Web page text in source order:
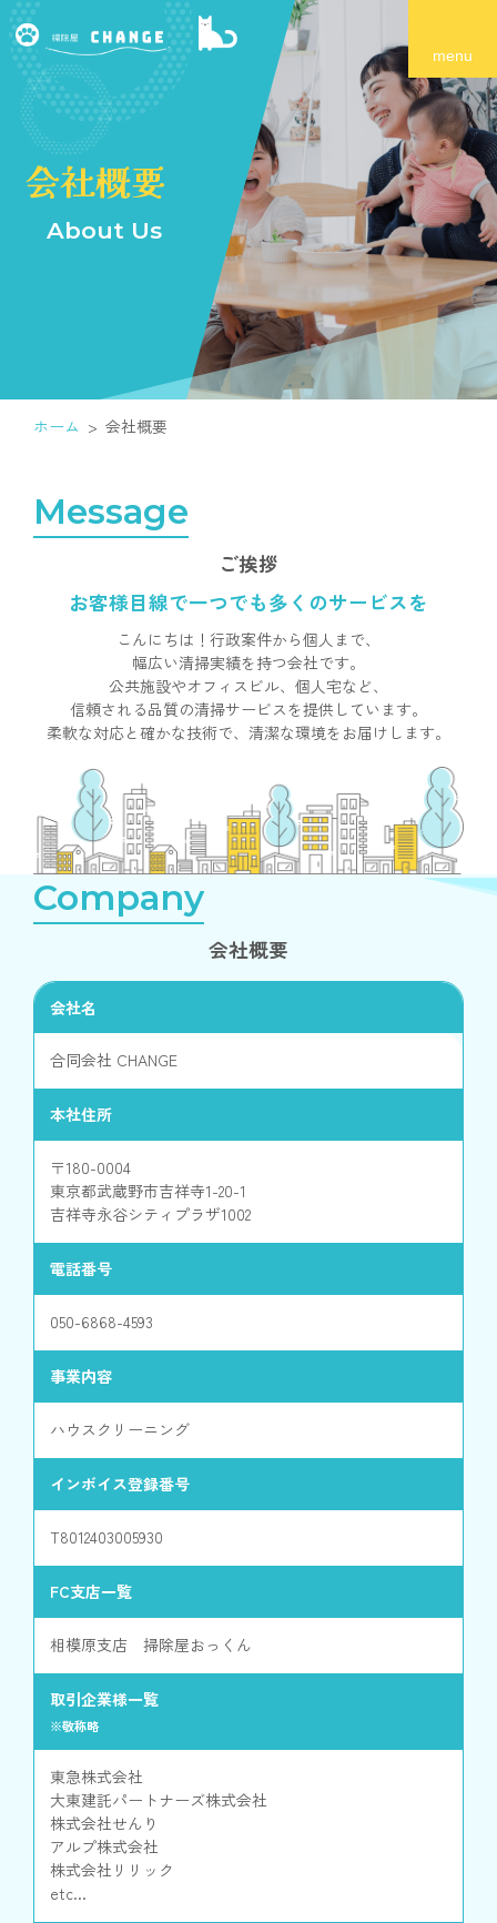
会社概要
About Us
ホーム 会社概要
Message
ご挨拶
お客様目線で一つでも多くのサービスを
こんにちは！行政案件から個人まで、
幅広い清掃実績を持つ会社です。
公共施設やオフィスビル、個人宅など、
信頼される品質の清掃サービスを提供しています。
柔軟な対応と確かな技術で、 清潔な環境をお届けします。
Company
会社概要
会社名
合同会社 CHANGE
本社住所
〒180-0004
東京都武蔵野市吉祥寺1-20-1
吉祥寺永谷シティプラザ1002
電話番号
050-6868-4593
事業内容
ハウスクリーニング
インボイス登録番号
T8012403005930
FC支店一覧
相模原支店 掃除屋おっくん
取引企業様一覧
※敬称略
東急株式会社
大東建託パートナーズ株式会社
株式会社せんり
アルプ株式会社
株式会社リリック
etc...